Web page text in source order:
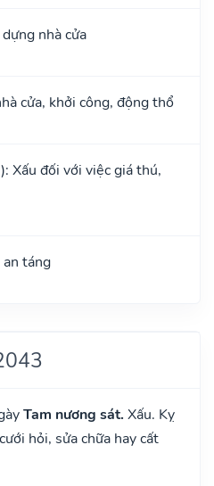
nhà cửa
cửa, khởi công, động thổ
Xấu đối với việc giá thú,
táng
Tam nương sát. Xấu. Kỵ
hỏi, sửa chữa hay cất